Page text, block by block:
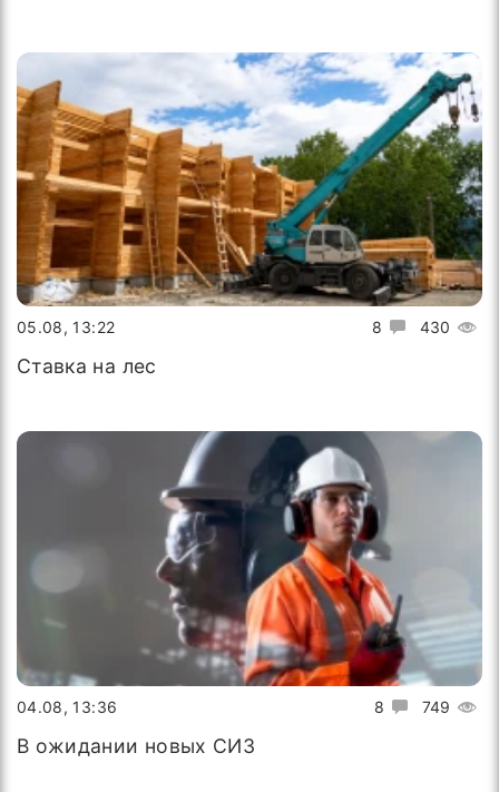
8 430
05.08, 13:22
Ставка на лес
8 749
04.08, 13:36
В ожидании новых СИЗ